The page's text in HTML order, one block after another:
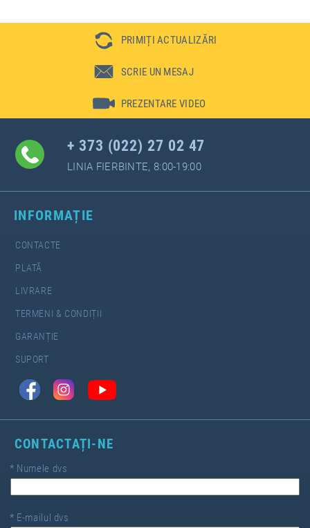
PRIMIȚI ACTUALIZĂRI
SCRIE UN MESAJ
PREZENTARE VIDEO
+ 373 (022) 27 02 47
LINIA FIERBINTE, 8:00-19:00
INFORMAȚIE
CONTACTE
PLATĂ
LIVRARE
TERMENI & CONDIȚII
GARANȚIE
SUPORT
CONTACTAȚI-NE
* Numele dvs
* E-mailul dvs